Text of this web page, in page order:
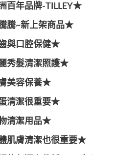
百年品牌-TILLEY★
騰~新上架商品★
與口腔保健★
秀髮清潔照護★
美容保養★
清潔很重要★
清潔用品★
肌膚清潔也很重要★